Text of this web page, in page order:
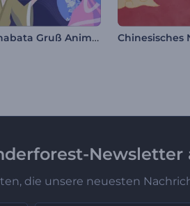
Tanabata Gruß Animation
Newsletter
die unsere neuesten